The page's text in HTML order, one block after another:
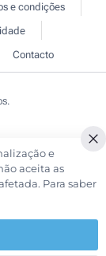
e condições
Contacto
e
aceita as
Para saber